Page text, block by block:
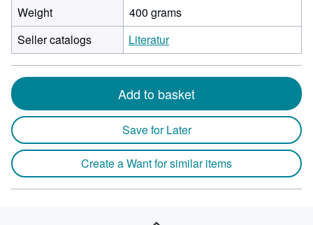
Weight
400 grams
Seller catalogs
Literatur
Add to basket
Save for Later
Create a Want for similar items